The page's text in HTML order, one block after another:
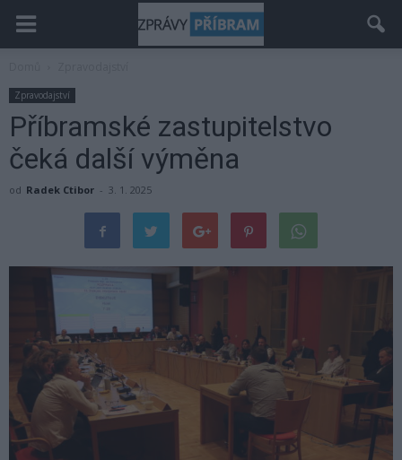
Zpravodajství
Příbramské zastupitelstvo
čeká další výměna
od Radek Ctibor - 3. 1. 2025